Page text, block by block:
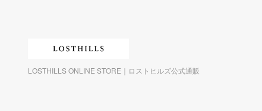
LOSTHILLS ONLINE STORE｜ロストヒルズ公式通販